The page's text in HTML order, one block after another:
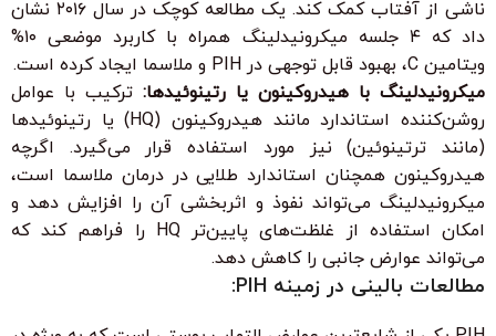
ناشی از آفتاب کمک کند. یک مطالعه کوچک در سال ۲۰۱۶ نشان
داد که ۴ جلسه میکرونیدلینگ همراه با کاربرد موضعی ۱۰%
ویتامین C، بهبود قابل توجهی در PIH و ملاسما ایجاد کرده است.
میکرونیدلینگ با هیدروکینون یا رتینوئیدها: ترکیب با عوامل
روشن‌کننده استاندارد مانند هیدروکینون (HQ) یا رتینوئیدها
(مانند ترتینوئین) نیز مورد استفاده قرار می‌گیرد. اگرچه
هیدروکینون همچنان استاندارد طلایی در درمان ملاسما است،
میکرونیدلینگ می‌تواند نفوذ و اثربخشی آن را افزایش دهد و
امکان استفاده از غلظت‌های پایین‌تر HQ را فراهم کند که
می‌تواند عوارض جانبی را کاهش دهد.
مطالعات بالینی در زمینه PIH: